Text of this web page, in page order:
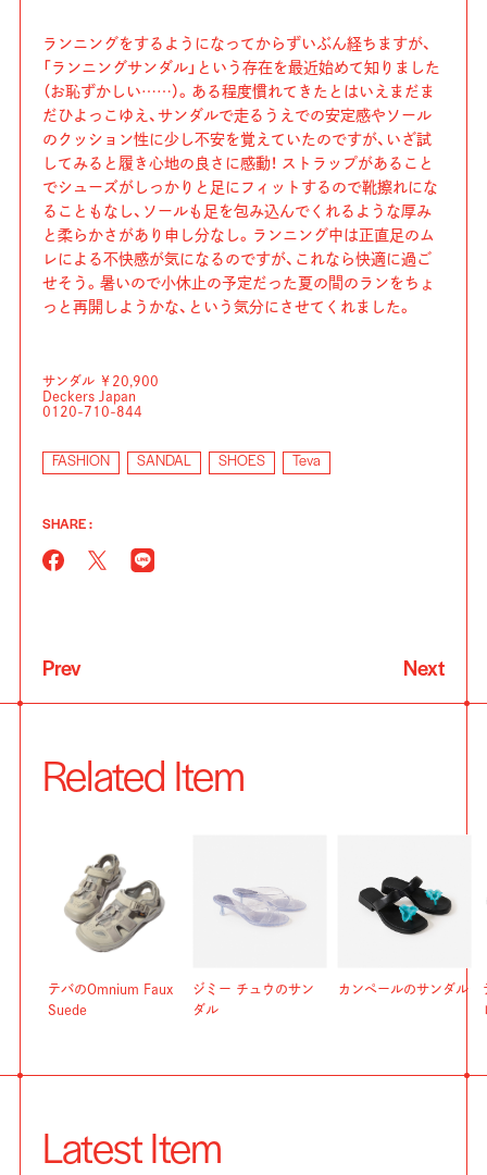
ランニングをするようになってからずいぶん経ちますが、
「ランニングサンダル」という存在を最近始めて知りました
（お恥ずかしい……）。ある程度慣れてきたとはいえまだま
だひよっこゆえ、サンダルで走るうえでの安定感やソール
のクッション性に少し不安を覚えていたのですが、いざ試
してみると履き心地の良さに感動！ ストラップがあること
でシューズがしっかりと足にフィットするので靴擦れにな
ることもなし、ソールも足を包み込んでくれるような厚み
と柔らかさがあり申し分なし。ランニング中は正直足のム
レによる不快感が気になるのですが、これなら快適に過ご
せそう。暑いので小休止の予定だった夏の間のランをちょ
っと再開しようかな、という気分にさせてくれました。
サンダル ￥20,900
Deckers Japan
0120-710-844
FASHION SANDAL SHOES Teva
SHARE :
Prev Next
Related Item
テバのOmnium Faux
Suede
ジミー チュウのサン
ダル
カンペールのサンダル
Latest Item